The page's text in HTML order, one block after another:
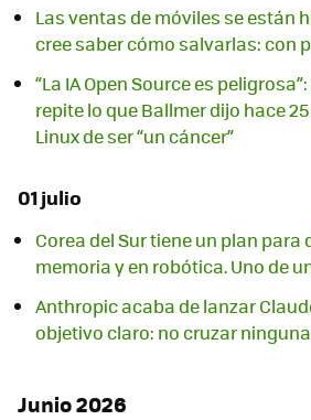
Las ventas de móviles se están
cree saber cómo salvarlas: con
“La IA Open Source es
repite lo que Ballmer dijo hace
Linux de ser “un cáncer”
01 julio
Corea del Sur tiene un plan
memoria y en robótica. Uno de
Anthropic acaba de lanzar
objetivo claro: no cruzar
Junio 2026